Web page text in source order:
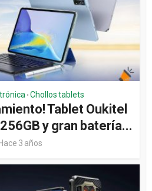
• Chollos tablets
Tablet Oukitel
y gran batería...
Hace 3 años